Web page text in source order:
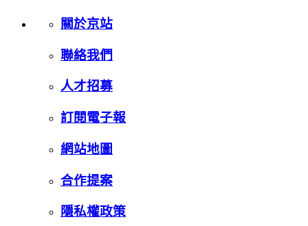
關於京站
聯絡我們
人才招募
訂閱電子報
網站地圖
合作提案
隱私權政策